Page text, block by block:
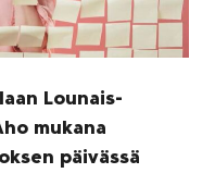
Lounais-
mukana
päivässä